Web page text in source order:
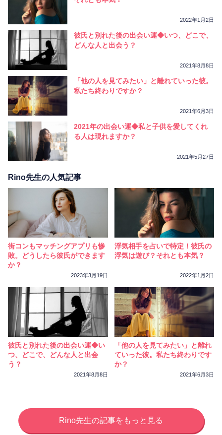
ます😭
気になる方は、同僚として、縁があれば連絡
先交換できればいいなと思います。
職種に関してですが、多分当たってると思い
ます。実は今医療福祉系の仕事で、チームワ
ーク的なお仕事で、それが合わなくて😩理想
ることがあまり得意じゃなく、独りよがりに
なってしまって💦でも、今の仕事だと欠点だ
けど、一人で集中してする仕事だと活かせる
職で参考にさせてもらいます！恋愛も上手く
いっていい彼氏作ります🙆‍♀️💏
Rino先生
ご去年の終わりあたりまではわりと
がむしゃらにお仕事をされてらっしゃたのでは
ないでしょうか。。。
耳を傾ける）ことも重要となってきますが、
基本的には（将来の基礎固め、現実と向き合う
年周り）になります。
基礎固めですから、地味な作業的に思うかもし
れませんが、ここをしっかり行えば、
次の誕生月前後から自由にチャレンジしたり、
行動範囲の広がってきますから
あせらずじっくり備えましょう！
2022年1月2日
彼氏と別れた後の出会い運◆いつ、どこで、
どんな人と出会う？
2021年8月8日
「他の人を見てみたい」と離れていった彼。
私たち終わりですか？
2021年6月3日
2021年の出会い運◆私と子供を愛してくれ
る人は現れますか？
2021年5月27日
Rino先生の人気記事
街コンもマッチングアプリも惨
敗。どうしたら彼氏ができます
か？
2023年3月19日
浮気相手を占いで特定！彼氏の
浮気は遊び？それとも本気？
2022年1月2日
彼氏と別れた後の出会い運◆い
つ、どこで、どんな人と出会
う？
2021年8月8日
「他の人を見てみたい」と離れ
ていった彼。私たち終わりです
か？
2021年6月3日
Rino先生の記事をもっと見る